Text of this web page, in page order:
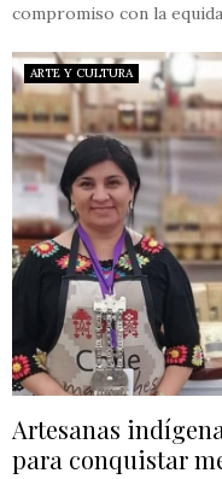
compromiso con la
ARTE Y CULTURA
Artesanas
para conquistar